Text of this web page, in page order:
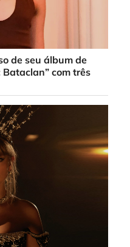
de seu álbum de
com três